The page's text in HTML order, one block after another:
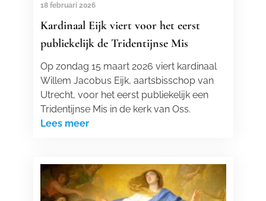
18 februari 2026
Kardinaal Eijk viert voor het eerst
publiekelijk de Tridentijnse Mis
Op zondag 15 maart 2026 viert kardinaal
Willem Jacobus Eijk, aartsbisschop van
Utrecht, voor het eerst publiekelijk een
Tridentijnse Mis in de kerk van Oss.
Lees meer